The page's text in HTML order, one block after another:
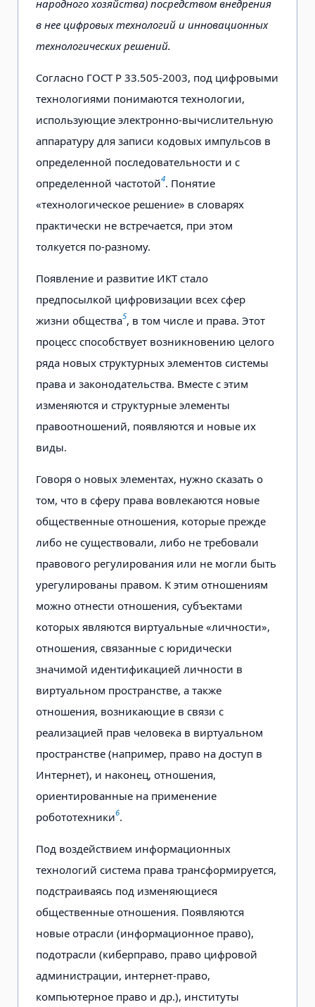
народного хозяйства) посредством внедрения
в нее цифровых технологий и инновационных
технологических решений.
Согласно ГОСТ Р 33.505-2003, под цифровыми
технологиями понимаются технологии,
использующие электронно-вычислительную
аппаратуру для записи кодовых импульсов в
определенной последовательности и с
определенной частотой4. Понятие
«технологическое решение» в словарях
практически не встречается, при этом
толкуется по-разному.
Появление и развитие ИКТ стало
предпосылкой цифровизации всех сфер
жизни общества5, в том числе и права. Этот
процесс способствует возникновению целого
ряда новых структурных элементов системы
права и законодательства. Вместе с этим
изменяются и структурные элементы
правоотношений, появляются и новые их
виды.
Говоря о новых элементах, нужно сказать о
том, что в сферу права вовлекаются новые
общественные отношения, которые прежде
либо не существовали, либо не требовали
правового регулирования или не могли быть
урегулированы правом. К этим отношениям
можно отнести отношения, субъектами
которых являются виртуальные «личности»,
отношения, связанные с юридически
значимой идентификацией личности в
виртуальном пространстве, а также
отношения, возникающие в связи с
реализацией прав человека в виртуальном
пространстве (например, право на доступ в
Интернет), и наконец, отношения,
ориентированные на применение
робототехники6.
Под воздействием информационных
технологий система права трансформируется,
подстраиваясь под изменяющиеся
общественные отношения. Появляются
новые отрасли (информационное право),
подотрасли (киберправо, право цифровой
администрации, интернет-право,
компьютерное право и др.), институты